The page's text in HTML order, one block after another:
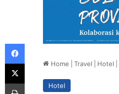
Home Travel Hotel
Hotel
Facebook